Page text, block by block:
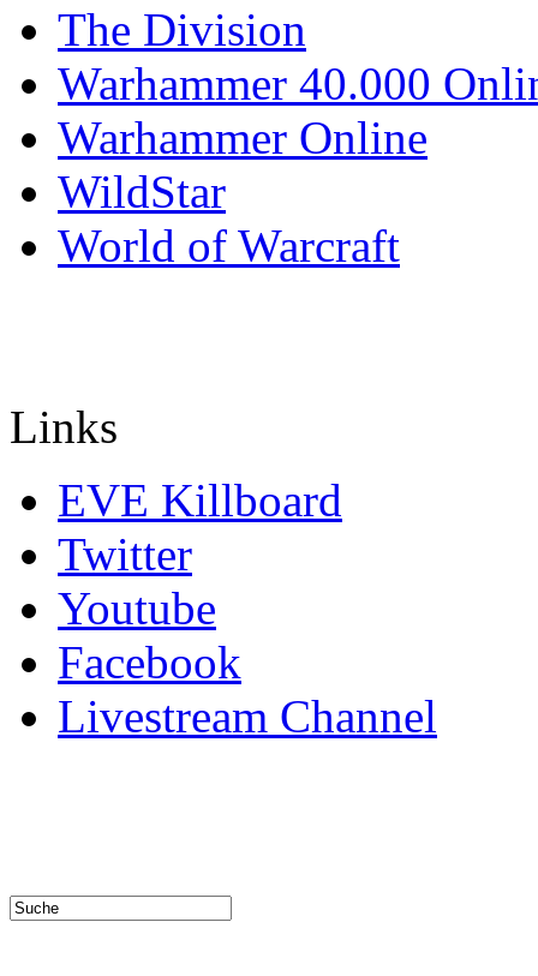
The Division
Warhammer 40.000
Warhammer Online
WildStar
World of Warcraft
Links
EVE Killboard
Twitter
Youtube
Facebook
Livestream Channel